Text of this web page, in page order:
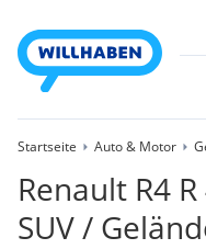
Startseite Auto & Motor
Renault R4
SUV /